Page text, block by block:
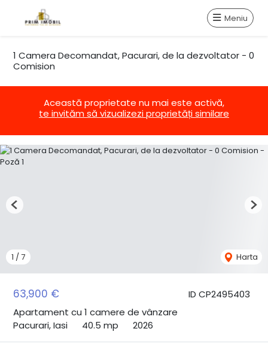
Meniu
1 Camera Decomandat, Pacurari, de la dezvoltator - 0
Comision
Această proprietate nu mai este activă,
te invităm să vizualizezi proprietăți similare
ID CP2495403
63,900 €
Apartament cu 1 camere de vânzare
Pacurari, Iasi
40.5 mp 2026
1 / 7 Harta
Previous